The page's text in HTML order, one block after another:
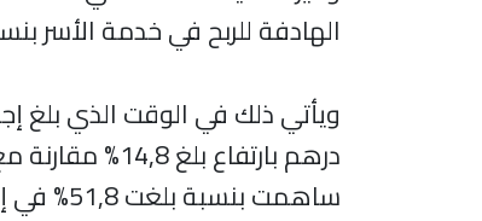
الهادفة للربح في خدمة الأسر بنسبة 34,5% والإدارات العمومية
ساهمت بنسبة بلغت 51,8% في إجمالي تكوين رأس المال الثابت الوطني سنة 2021.